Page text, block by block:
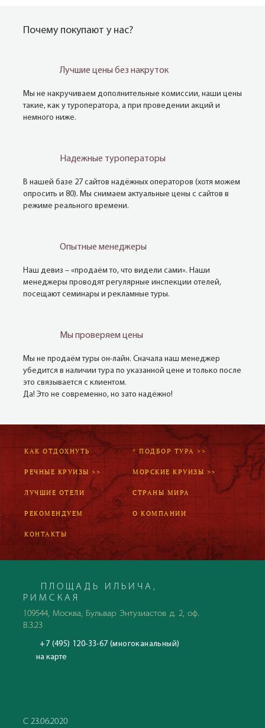
Почему покупают у нас?
Лучшие цены без накруток
Мы не накручиваем дополнительные комиссии, наши цены
такие, как у туроператора, а при проведении акций и
немного ниже.
Надежные туроператоры
В нашей базе 27 сайтов надёжных операторов (хотя можем
опросить и 80). Мы снимаем актуальные цены с сайтов в
режиме реального времени.
Опытные менеджеры
Наш девиз – «продаём то, что видели сами». Наши
менеджеры проводят регулярные инспекции отелей,
посещают семинары и рекламные туры.
Мы проверяем цены
Мы не продаём туры он-лайн. Сначала наш менеджер
убедится в наличии тура по указанной цене и только после
это связывается с клиентом.
Да! Это не современно, но зато надёжно!
КАК ОТДОХНУТЬ * ПОДБОР ТУРА >>
РЕЧНЫЕ КРУИЗЫ >> МОРСКИЕ КРУИЗЫ >>
ЛУЧШИЕ ОТЕЛИ СТРАНЫ МИРА
РЕКОМЕНДУЕМ О КОМПАНИИ
КОНТАКТЫ
ПЛОЩАДЬ ИЛЬИЧА,
РИМСКАЯ
109544, Москва, Бульвар Энтузиастов д. 2, оф.
В.3.23
+7 (495) 120-33-67 (многоканальный)
на карте
С 23.06.2020